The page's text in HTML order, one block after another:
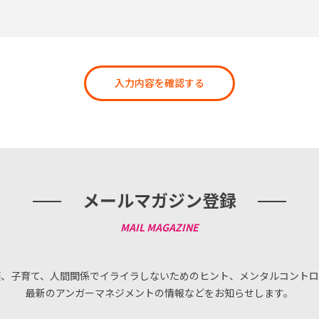
入力内容を確認する
メールマガジン登録
子育て、人間関係でイライラしないためのヒント、メンタルコントロ
最新のアンガーマネジメントの情報などをお知らせします。